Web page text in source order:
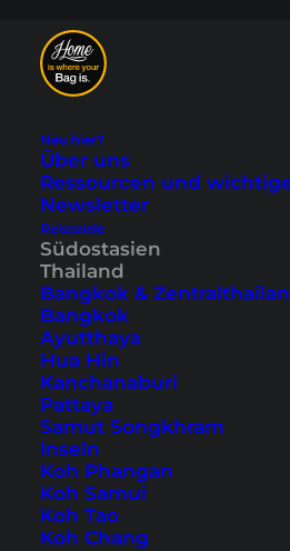
Neu hier?
Über uns
Ressourcen und
Newsletter
Reiseziele
Südostasien
Thailand
Bangkok &
Bangkok
Ayutthaya
Hua Hin
Kanchanaburi
Pattaya
Samut Songkhram
Inseln
Koh Phangan
Koh Samui
Koh Tao
Koh Chang
Samoeng
eine
Chiang
Zuletzt aktualisiert: 28. August